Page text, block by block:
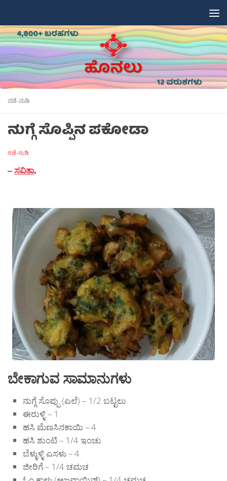
ನಡೆ-ನುಡಿ
ನುಗ್ಗೆ ಸೊಪ್ಪಿನ ಪಕೋಡಾ
ನಡೆ-ನುಡಿ
–ಸವಿತಾ.
ಬೇಕಾಗುವ ಸಾಮಾನುಗಳು
ನುಗ್ಗೆ ಸೊಪ್ಪು (ಎಲೆ) – 1/2 ಬಟ್ಟಲು
ಈರುಳ್ಳಿ – 1
ಹಸಿ ಮೆಣಸಿನಕಾಯಿ – 4
ಹಸಿ ಶುಂಟಿ – 1/4 ಇಂಚು
ಬೆಳ್ಳುಳ್ಳಿ ಎಸಳು – 4
ಜೀರಿಗೆ – 1/4 ಚಮಚ